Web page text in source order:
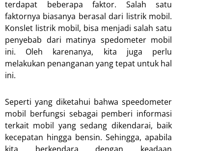
terdapat beberapa faktor. Salah satu
faktornya biasanya berasal dari listrik mobil.
Konslet listrik mobil, bisa menjadi salah satu
penyebab dari matinya spedometer mobil
ini. Oleh karenanya, kita juga perlu
melakukan penanganan yang tepat untuk hal
ini.
Seperti yang diketahui bahwa speedometer
mobil berfungsi sebagai pemberi informasi
terkait mobil yang sedang dikendarai, baik
kecepatan hingga bensin. Sehingga, apabila